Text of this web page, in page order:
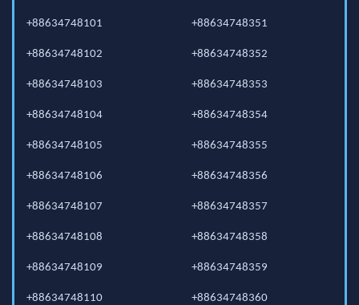
+88634748101
+88634748102
+88634748103
+88634748104
+88634748105
+88634748106
+88634748107
+88634748108
+88634748109
+88634748110
+88634748351
+88634748352
+88634748353
+88634748354
+88634748355
+88634748356
+88634748357
+88634748358
+88634748359
+88634748360